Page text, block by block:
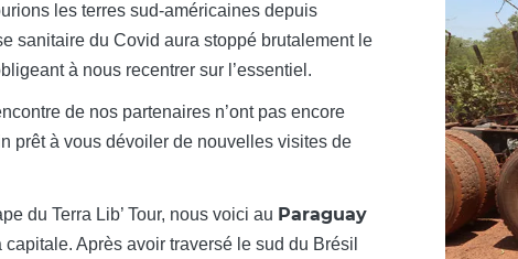
les terres sud-américaines depuis
sanitaire du Covid aura stoppé brutalement le
à nous recentrer sur l’essentiel.
de nos partenaires n’ont pas encore
prêt à vous dévoiler de nouvelles visites de
du Terra Lib’ Tour, nous voici au Paraguay
capitale. Après avoir traversé le sud du Brésil